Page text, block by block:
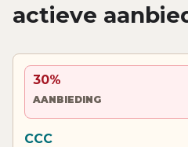
actieve
30%
AANBIEDING
CCC